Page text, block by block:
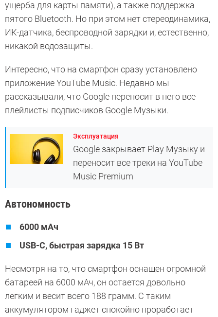
ущерба для карты памяти), а также поддержка
пятого Bluetooth. Но при этом нет стереодинамика,
ИК-датчика, беспроводной зарядки и, естественно,
никакой водозащиты.
Интересно, что на смартфон сразу установлено
приложение YouTube Music. Недавно мы
рассказывали, что Google переносит в него все
плейлисты подписчиков Google Музыки.
Эксплуатация
Google закрывает Play Музыку и
переносит все треки на YouTube
Music Premium
Автономность
6000 мАч
USB-C, быстрая зарядка 15 Вт
Несмотря на то, что смартфон оснащен огромной
батареей на 6000 мАч, он остается довольно
легким и весит всего 188 грамм. С таким
аккумулятором гаджет спокойно проработает